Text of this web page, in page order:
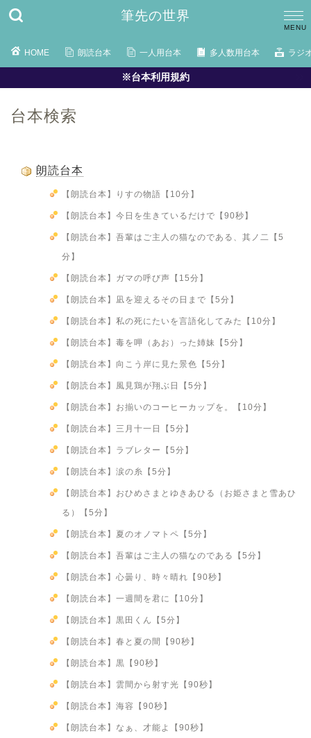
筆先の世界
HOME 朗読台本 一人用台本 多人数用台本 ラジ
※台本利用規約
台本検索
朗読台本
【朗読台本】りすの物語【10分】
【朗読台本】今日を生きているだけで【90秒】
【朗読台本】吾輩はご主人の猫なのである、其ノ二【5
分】
【朗読台本】ガマの呼び声【15分】
【朗読台本】凪を迎えるその日まで【5分】
【朗読台本】私の死にたいを言語化してみた【10分】
【朗読台本】毒を呷（あお）った姉妹【5分】
【朗読台本】向こう岸に見た景色【5分】
【朗読台本】風見鶏が翔ぶ日【5分】
【朗読台本】お揃いのコーヒーカップを。【10分】
【朗読台本】三月十一日【5分】
【朗読台本】ラブレター【5分】
【朗読台本】涙の糸【5分】
【朗読台本】おひめさまとゆきあひる（お姫さまと雪あひ
る）【5分】
【朗読台本】夏のオノマトペ【5分】
【朗読台本】吾輩はご主人の猫なのである【5分】
【朗読台本】心曇り、時々晴れ【90秒】
【朗読台本】一週間を君に【10分】
【朗読台本】黒田くん【5分】
【朗読台本】春と夏の間【90秒】
【朗読台本】黒【90秒】
【朗読台本】雲間から射す光【90秒】
【朗読台本】海容【90秒】
【朗読台本】なぁ、才能よ【90秒】